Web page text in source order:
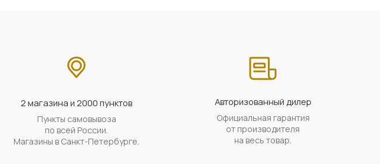
2 магазина и 2000 пунктов
Пункты самовывоза
по всей России.
Магазины в Санкт-Петербурге.
Авторизованный дилер
Официальная гарантия
от производителя
на весь товар.